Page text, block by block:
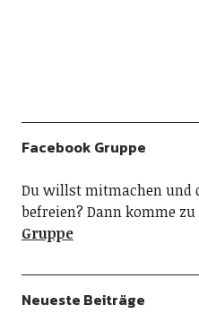
Facebook Gruppe
Du willst mitmachen und
befreien? Dann komme
Gruppe
Neueste Beiträge